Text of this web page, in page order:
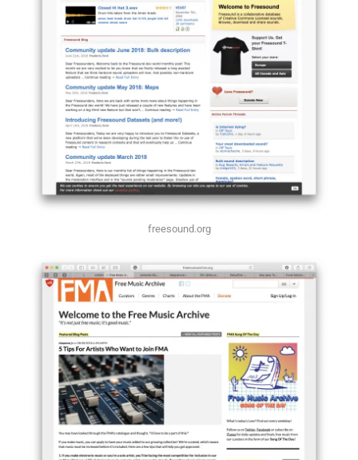
freesound.org